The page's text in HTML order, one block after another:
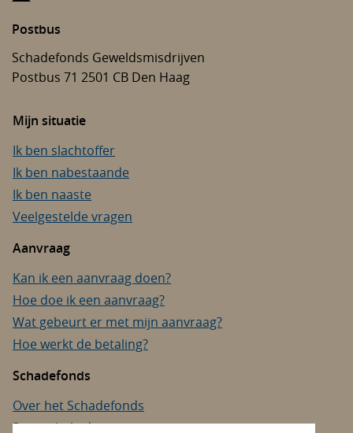
Postbus
Schadefonds Geweldsmisdrijven
Postbus 71 2501 CB Den Haag
Mijn situatie
Ik ben slachtoffer
Ik ben nabestaande
Ik ben naaste
Veelgestelde vragen
Aanvraag
Kan ik een aanvraag doen?
Hoe doe ik een aanvraag?
Wat gebeurt er met mijn aanvraag?
Hoe werkt de betaling?
Schadefonds
Over het Schadefonds
Privacybeleid